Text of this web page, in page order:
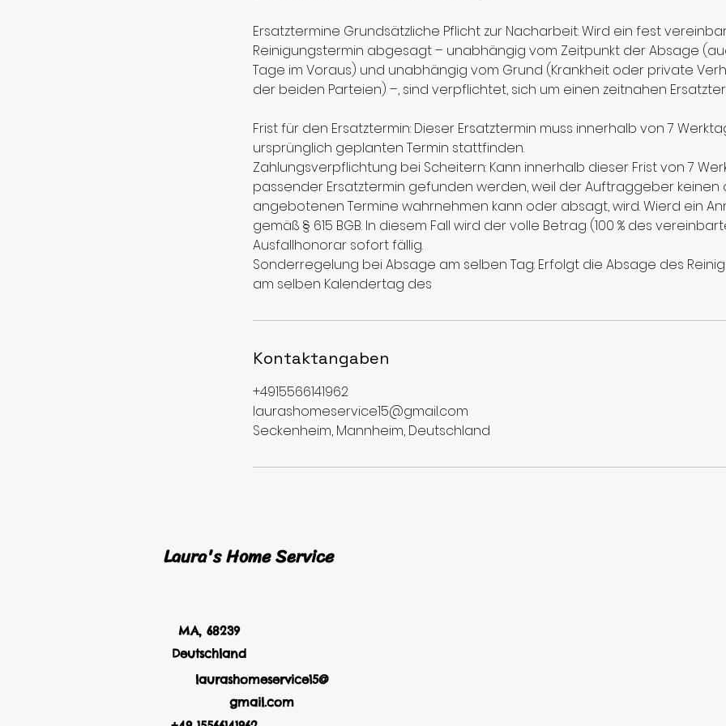
Ersatztermine Grundsätzliche Pflicht zur Nacharbeit: Wird ein fest
Reinigungstermin abgesagt – unabhängig vom Zeitpunkt der Absage
Tage im Voraus) und unabhängig vom Grund (Krankheit oder private
der beiden Parteien) –, sind verpflichtet, sich um einen zeitnahen
Frist für den Ersatztermin: Dieser Ersatztermin muss innerhalb von 7
ursprünglich geplanten Termin stattfinden.
Zahlungsverpflichtung bei Scheitern: Kann innerhalb dieser Frist von 7
passender Ersatztermin gefunden werden, weil der Auftraggeber keinen
angebotenen Termine wahrnehmen kann oder absagt, wird. Wierd ein
gemäß § 615 BGB. In diesem Fall wird der volle Betrag (100 % des
Ausfallhonorar sofort fällig.
Sonderregelung bei Absage am selben Tag: Erfolgt die Absage des
am selben Kalendertag des
Kontaktangaben
+4915566141962
laurashomeservice15@gmail.com
Seckenheim, Mannheim, Deutschland
Laura's Home Service
MA, 68239
Deutschland
laurashomeservice15@
gmail.com